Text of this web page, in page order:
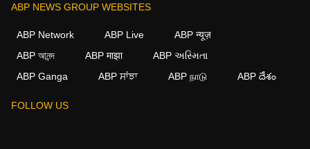
ABP NEWS GROUP WEBSITES
ABP Network ABP Live
ABP न्यूज़
ABP আনন্দ
ABP माझा
ABP અસ્મિતા
ABP Ganga
ABP ਸਾਂਝਾ ABP நாடு ABP దేశం
FOLLOW US